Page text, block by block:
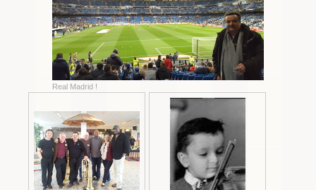
Real Madrid !